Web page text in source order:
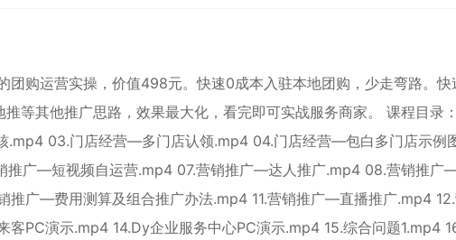
团购运营实操，价值498元。快速0成本入驻本地团购，少走弯路。
等其他推广思路，效果最大化，看完即可实战服务商家。 课程目录
.mp4 03.门店经营—多门店认领.mp4 04.门店经营—包白多门店示例
推广—短视频自运营.mp4 07.营销推广—达人推广.mp4 08.营销推广
广—费用测算及组合推广办法.mp4 11.营销推广—直播推广.mp4 12.
客PC演示.mp4 14.Dy企业服务中心PC演示.mp4 15.综合问题1.mp4